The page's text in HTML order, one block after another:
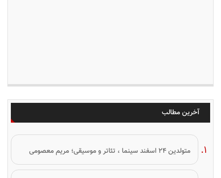
آخرین مطالب
متولدین ۲۴ اسفند سینما ، تئاتر و موسیقی؛ مریم معصومی